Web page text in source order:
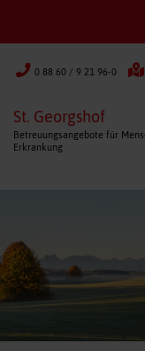
0 88 60 / 9 21 96-0
St. Georgshof
Betreuungsangebote für
Erkrankung